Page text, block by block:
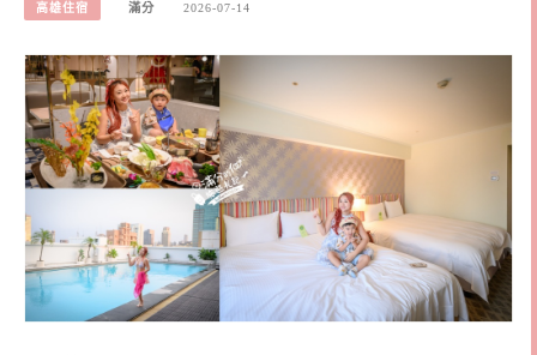
高雄住宿 滿分 2026-07-14